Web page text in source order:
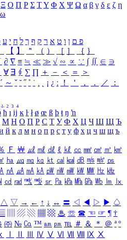
Ξ Ο Π Ρ Σ ΤΥ Φ Χ Ψ Ω α β γ δ ε ζ η
ω
פ ם ן ו ט א ר ק ף ך ל ח י ע
【 】 ＂ （ ） ［ ］ ｛ ｝
∂ ∇ ≡ ≒ ≪ ≫ √ ∽ ∝ ∵ ∫ ∬ ∈ ∋
∀ ∃ ∮ ∑ ∏ ＋ － ＜ ＝
＞
´ ～ ˇ ˘ ˝ ˚ ˙ ¸ ¡ ¿ ː ！ ＇ ， ． ／
：
₁ ₂ ₃ ₄
ħ ı ĳ ĸ ŀ ł ø œ ß þ ŧ ŋ ŉ
М Н О П Р С Т У Ф Х Ц Ч Ш Щ Ъ
й к л м н о п р с т у ф х ц ч ш щ ъ
Ｆ ￦ ㎕ ㎖ ㎗ ℓ ㎘ ㏄ ㎣ ㎤ ㎥ ㎦
㏊ ㎍ ㎎ ㎏ ㏏ ㎈ ㎉ ㏈ ㎧ ㎨ ㎰
㎁ ㎂ ㎃ ㎄ ㎺ ㎻ ㎽ ㎾ ㎿ ㎐ ㎑
㏅ ㎭ ㎮ ㎯ ㏛ ㎩ ㎪ ㎫ ㎬ ㏝ ㏐
㏓
△ ▽ → ← ↑ ↓ ↔ 〓 ◁ ◀ ▷ ▶ ♤
▨ ▧ ▦ ▩ ♨ ☏ ☎ ☜ ☞ ¶ †
㈜ № ㏇ ™ ㏂ ㏘ ℡ ＃ ＆ ＊ ＠ ª º
Ⅳ Ⅴ Ⅵ Ⅶ Ⅷ Ⅸ Ⅹ